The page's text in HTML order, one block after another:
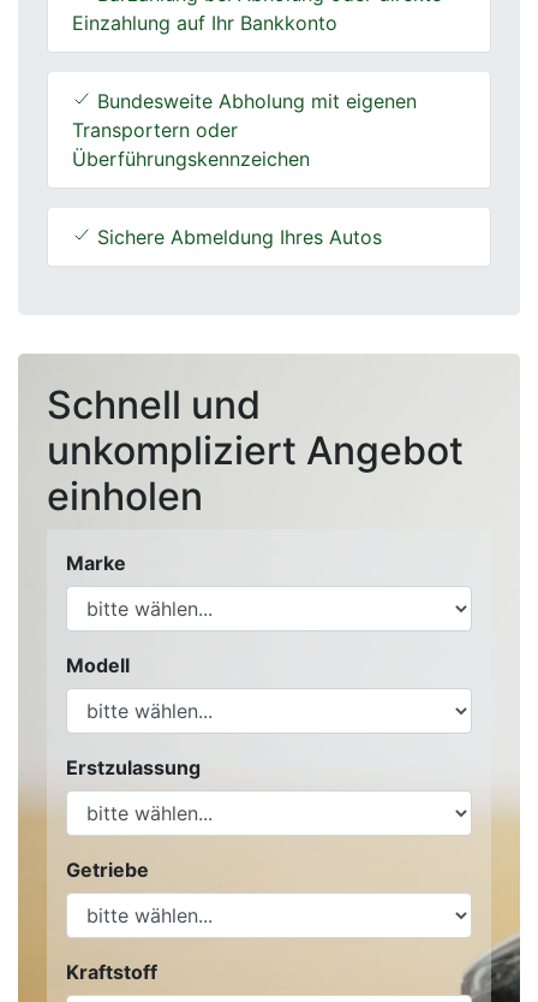
Einzahlung auf Ihr Bankkonto
Bundesweite Abholung mit eigenen
Transportern oder
Überführungskennzeichen
Sichere Abmeldung Ihres Autos
Schnell und
unkompliziert Angebot
einholen
Marke
Modell
Erstzulassung
Getriebe
Kraftstoff